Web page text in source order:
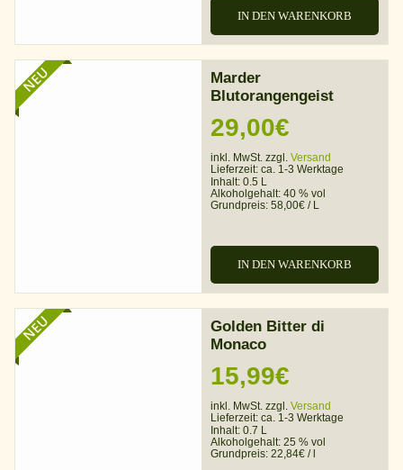
IN DEN WARENKORB
NEU
Marder
Blutorangengeist
29,00€
inkl. MwSt. zzgl. Versand
Lieferzeit: ca. 1-3 Werktage
Inhalt: 0.5 L
Alkoholgehalt: 40 % vol
Grundpreis: 58,00€ / L
IN DEN WARENKORB
NEU
Golden Bitter di
Monaco
15,99€
inkl. MwSt. zzgl. Versand
Lieferzeit: ca. 1-3 Werktage
Inhalt: 0.7 L
Alkoholgehalt: 25 % vol
Grundpreis: 22,84€ /